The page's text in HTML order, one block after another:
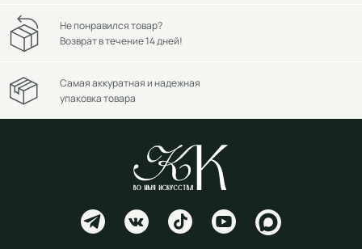
Не понравился товар?
Возврат в течение 14 дней!
Самая аккуратная и надежная
упаковка товара